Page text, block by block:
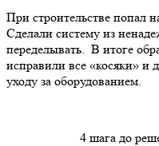
При строительстве попал
Сделали систему из
переделывать. В итоге
исправили все «косяки» и
уходу за оборудованием.
4 шага до